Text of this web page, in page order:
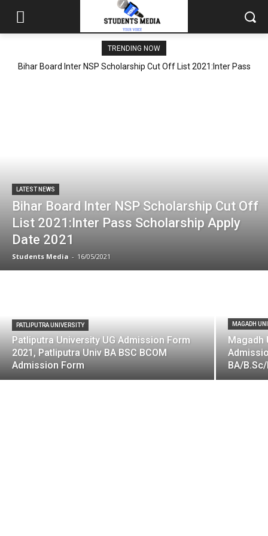
TRENDING NOW
Bihar Board Inter NSP Scholarship Cut Off List 2021:Inter Pass
LATEST NEWS
Bihar Board Inter NSP Scholarship Cut Off
List 2021:Inter Pass Scholarship Apply
Date 2021
Students Media - 16/05/2021
PATLIPUTRA UNIVERSITY
Patliputra University UG Admission Form
2021, Patliputra Univ BA BSC BCOM
Admission Form
MAGADH
Magadh
BA/